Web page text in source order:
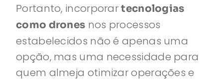
Portanto, incorporartecnologias
como drones nos processos
estabelecidos não é apenas uma
opção, mas uma necessidade para
quem almeja otimizar operações e